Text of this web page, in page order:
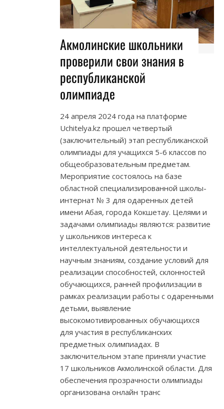
Акмолинские школьники
проверили свои знания в
республиканской
олимпиаде
24 апреля 2024 года на платформе
Uchitelya.kz прошел четвертый
(заключительный) этап республиканской
олимпиады для учащихся 5-6 классов по
общеобразовательным предметам.
Мероприятие состоялось на базе
областной специализированной школы-
интернат № 3 для одаренных детей
имени Абая, города Кокшетау. Целями и
задачами олимпиады являются: развитие
у школьников интереса к
интеллектуальной деятельности и
научным знаниям, создание условий для
реализации способностей, склонностей
обучающихся, ранней профилизации в
рамках реализации работы с одаренными
детьми, выявление
высокомотивированных обучающихся
для участия в республиканских
предметных олимпиадах. В
заключительном этапе приняли участие
17 школьников Акмолинской области. Для
обеспечения прозрачности олимпиады
организована онлайн транс